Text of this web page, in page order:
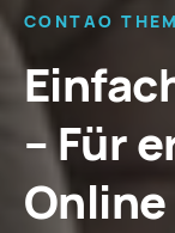
CONTAO
– Für